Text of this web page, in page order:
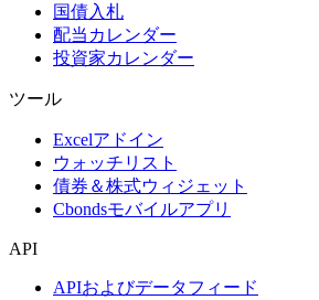
国債入札
配当カレンダー
投資家カレンダー
ツール
Excelアドイン
ウォッチリスト
債券＆株式ウィジェット
Cbondsモバイルアプリ
API
APIおよびデータフィード